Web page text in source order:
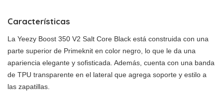
Características
La Yeezy Boost 350 V2 Salt Core Black está construida con una
parte superior de Primeknit en color negro, lo que le da una
apariencia elegante y sofisticada. Además, cuenta con una banda
de TPU transparente en el lateral que agrega soporte y estilo a
las zapatillas.